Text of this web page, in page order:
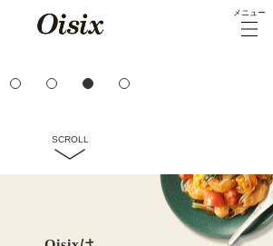
メニュー
SCROLL